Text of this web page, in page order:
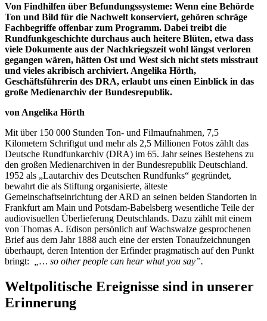
Von Findhilfen über Befundungssysteme: Wenn eine Behörde
Ton und Bild für die Nachwelt konserviert, gehören schräge
Fachbegriffe offenbar zum Programm. Dabei treibt die
Rundfunkgeschichte durchaus auch heitere Blüten, etwa dass
viele Dokumente aus der Nachkriegszeit wohl längst verloren
gegangen wären, hätten Ost und West sich nicht stets misstraut
und vieles akribisch archiviert. Angelika Hörth,
Geschäftsführerin des DRA, erlaubt uns einen Einblick in das
große Medienarchiv der Bundesrepublik.
von Angelika Hörth
Mit über 150 000 Stunden Ton- und Filmaufnahmen, 7,5
Kilometern Schriftgut und mehr als 2,5 Millionen Fotos zählt das
Deutsche Rundfunkarchiv (DRA) im 65. Jahr seines Bestehens zu
den großen Medienarchiven in der Bundesrepublik Deutschland.
1952 als „Lautarchiv des Deutschen Rundfunks“ gegründet,
bewahrt die als Stiftung organisierte, älteste
Gemeinschaftseinrichtung der ARD an seinen beiden Standorten in
Frankfurt am Main und Potsdam-Babelsberg wesentliche Teile der
audiovisuellen Überlieferung Deutschlands. Dazu zählt mit einem
von Thomas A. Edison persönlich auf Wachswalze gesprochenen
Brief aus dem Jahr 1888 auch eine der ersten Tonaufzeichnungen
überhaupt, deren Intention der Erfinder pragmatisch auf den Punkt
bringt:
„… so other people can hear what you say”.
Weltpolitische Ereignisse sind in unserer
Erinnerung